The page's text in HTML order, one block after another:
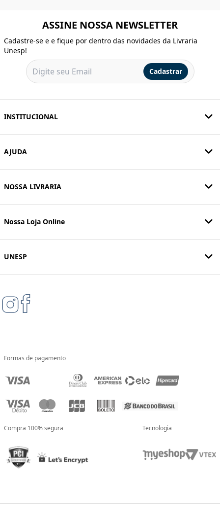
ASSINE NOSSA NEWSLETTER
Cadastre-se e e fique por dentro das novidades da Livraria
Unesp!
Cadastrar
INSTITUCIONAL
AJUDA
NOSSA LIVRARIA
Nossa Loja Online
UNESP
Formas de pagamento
Compra 100% segura Tecnologia